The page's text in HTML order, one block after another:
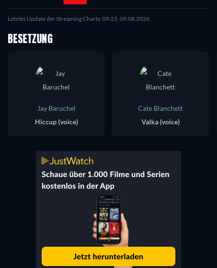
Letztes Update der Streaming Charts: 09:23, 09.08.2026
BESETZUNG
Jay Baruchel
Hiccup (voice)
Cate Blanchett
Valka (voice)